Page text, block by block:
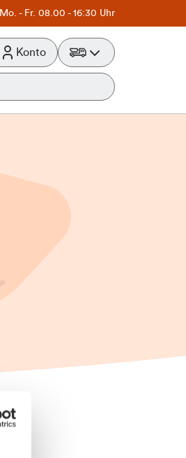
Mo. - Fr. 08.00 - 16:30 Uhr
Konto